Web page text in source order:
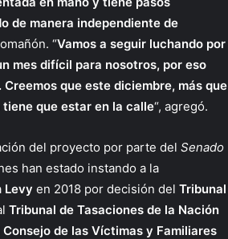
de manera independiente de
“Vamos a seguir luchando por
mes difícil para nosotros, por eso
que este diciembre, más que
que estar en la calle“, agregó.
del proyecto por parte del Senado
han estado instando a la
Levy en 2018 por decisión del Tribunal
Tribunal de Tasaciones de la Nación
Consejo de las Víctimas y Familiares